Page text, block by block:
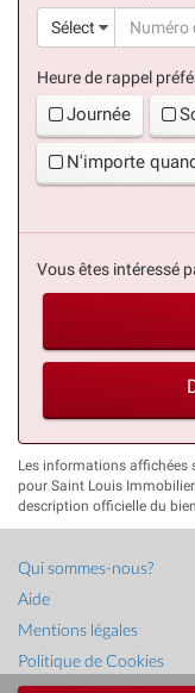
Sélect
Heure de rappel
Journée
N'importe
Vous êtes intéressé
Les informations affichées
pour Saint Louis
description officielle du
Qui sommes-nous?
Aide
Mentions légales
Politique de Cookies